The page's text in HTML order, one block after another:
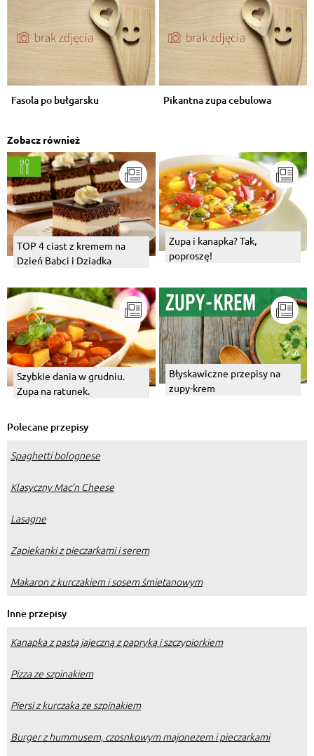
Fasola po bułgarsku Pikantna zupa cebulowa
Zobacz również
TOP 4 ciast z kremem na
Dzień Babci i Dziadka
Zupa i kanapka? Tak,
poproszę!
Szybkie dania w grudniu.
Zupa na ratunek.
Błyskawiczne przepisy na
zupy-krem
Polecane przepisy
Spaghetti bolognese
Klasyczny Mac’n Cheese
Lasagne
Zapiekanki z pieczarkami i serem
Makaron z kurczakiem i sosem śmietanowym
Inne przepisy
Kanapka z pastą jajeczną z papryką i szczypiorkiem
Pizza ze szpinakiem
Piersi z kurczaka ze szpinakiem
Burger z hummusem, czosnkowym majonezem i pieczarkami